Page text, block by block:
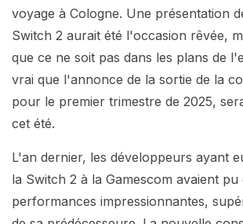
voyage à Cologne. Une présentation
Switch 2 aurait été l'occasion rêvée,
que ce ne soit pas dans les plans de
vrai que l'annonce de la sortie de la
pour le premier trimestre de 2025,
cet été.
L'an dernier, les développeurs ayant
la Switch 2 à la Gamescom avaient
performances impressionnantes,